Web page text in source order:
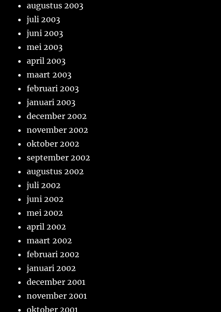
augustus 2003
juli 2003
juni 2003
mei 2003
april 2003
maart 2003
februari 2003
januari 2003
december 2002
november 2002
oktober 2002
september 2002
augustus 2002
juli 2002
juni 2002
mei 2002
april 2002
maart 2002
februari 2002
januari 2002
december 2001
november 2001
oktober 2001